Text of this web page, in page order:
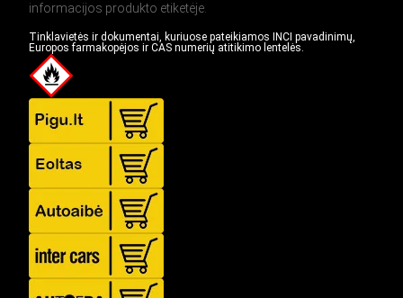
informacijos produkto etiketėje.
Tinklavietės ir dokumentai, kuriuose pateikiamos INCI pavadinimų,
Europos farmakopėjos ir CAS numerių atitikimo lentelės.